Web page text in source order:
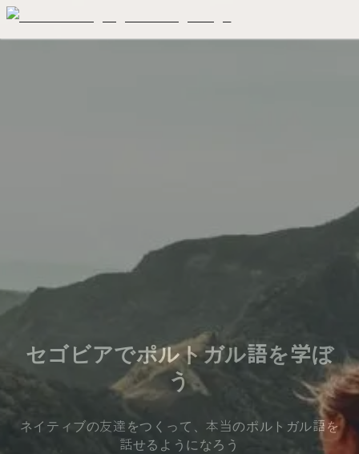
セゴビアでポルトガル語を学ぼ
う
ネイティブの友達をつくって、本当のポルトガル語を
話せるようになろう